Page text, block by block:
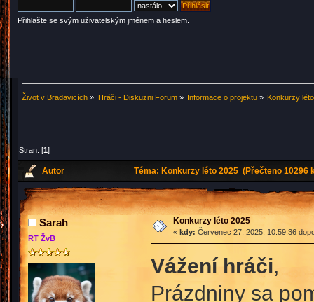
Přihlašte se svým uživatelským jménem a heslem.
Život v Bradavicích » Hráči - Diskuzni Forum» Informace o projektu» Konkurzy
Stran: [1]
Autor Téma: Konkurzy léto 2025 (Přečteno 10296
Sarah
RT ŽvB
Konkurzy léto 2025
« kdy: Červenec 27, 2025, 10:59:36
Vážení hráči,
Prázdniny sa